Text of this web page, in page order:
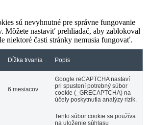
sú nevyhnutné pre správne fungovanie
Môžete nastaviť prehliadač, aby zablokoval
niektoré časti stránky nemusia fungovať.
Dĺžka trvania Popis
6 mesiacov
Google reCAPTCHA nastaví
pri spustení potrebný súbor
cookie (_GRECAPTCHA) na
účely poskytnutia analýzy rizík.
Tento súbor cookie sa používa
na uloženie súhlasu